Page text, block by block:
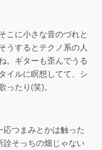
こに小さな音のづれと
うするとテクノ系の人
。ギターも歪んでうる
イルに瞑想してて、シ
たり(笑)。
つまみとかは触った
詮そっちの畑じゃない